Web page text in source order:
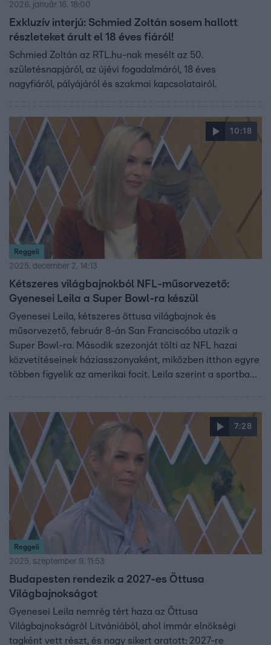
2026. január 16. 18:00
Exkluzív interjú: Schmied Zoltán sosem hallott
részleteket árult el 18 éves fiáról!
Schmied Zoltán az RTL.hu-nak mesélt az 50.
születésnapjáról, az újévi fogadalmáról, 18 éves
nagyfiáról, pályájáról és szakmai kapcsolatairól.
10:18
Reggeli
2025. december 2. 14:13
Kétszeres világbajnokból NFL-műsorvezető:
Gyenesei Leila a Super Bowl-ra készül
Gyenesei Leila, kétszeres öttusa világbajnok és
műsorvezető, február 8-án San Franciscóba utazik a
Super Bowl-ra. Második szezonját tölti az NFL hazai
közvetítéseinek háziasszonyaként, miközben itthon egyre
többen figyelik az amerikai focit. Leila szerint a sportban
megtanulta, hogy a sportkarrier vége nem kudarc, hanem
lehetőség az újrakezdésre – tudatosan készült arra, hogy
egyszer új utakat kell találnia a pályán kívül. Szerinte a
tudatos tanulás és önreflexió segít abban, hogy a sport
után is megtalálja a helyét a való életben.
7:28
Reggeli
2025. szeptember 9. 11:53
Budapesten rendezik a 2027-es Öttusa
Világbajnokságot
Gyenesei Leila nemrég tért haza az Öttusa
Világbajnokságról Litvániából, ahol immár elnökségi
tagként vett részt, és nagy sikert aratott: 2027-re